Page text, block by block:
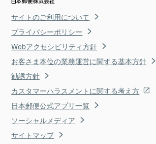
サイトのご利用について
プライバシーポリシー
Webアクセシビリティ方針
お客さま本位の業務運営に関する基本方針
勧誘方針
カスタマーハラスメントに関する考え方
日本郵便公式アプリ一覧
ソーシャルメディア
サイトマップ